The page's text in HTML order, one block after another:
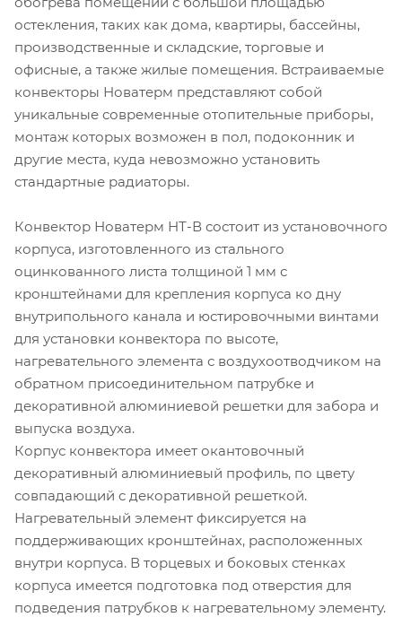
остекления, таких как дома, квартиры, бассейны,
производственные и складские, торговые и
офисные, а также жилые помещения. Встраиваемые
конвекторы Новатерм представляют собой
уникальные современные отопительные приборы,
монтаж которых возможен в пол, подоконник и
другие места, куда невозможно установить
стандартные радиаторы.
Конвектор Новатерм НТ-В состоит из установочного
корпуса, изготовленного из стального
оцинкованного листа толщиной 1 мм с
кронштейнами для крепления корпуса ко дну
внутрипольного канала и юстировочными винтами
для установки конвектора по высоте,
нагревательного элемента с воздухоотводчиком на
обратном присоединительном патрубке и
декоративной алюминиевой решетки для забора и
выпуска воздуха.
Корпус конвектора имеет окантовочный
декоративный алюминиевый профиль, по цвету
совпадающий с декоративной решеткой.
Нагревательный элемент фиксируется на
поддерживающих кронштейнах, расположенных
внутри корпуса. В торцевых и боковых стенках
корпуса имеется подготовка под отверстия для
подведения патрубков к нагревательному элементу.